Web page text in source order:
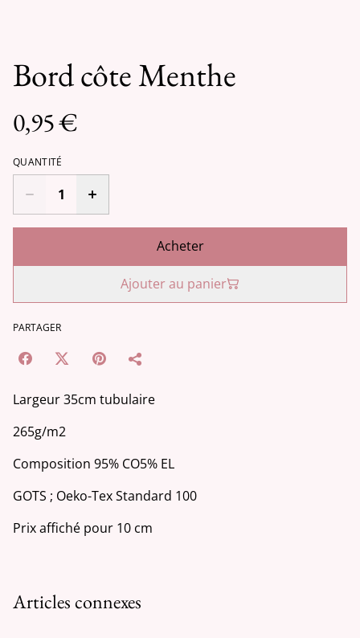
Bord côte Menthe
0,95 €
QUANTITÉ
Acheter
Ajouter au panier
PARTAGER
Largeur 35cm tubulaire
265g/m2
Composition 95% CO5% EL
GOTS ; Oeko-Tex Standard 100
Prix affiché pour 10 cm
Articles connexes